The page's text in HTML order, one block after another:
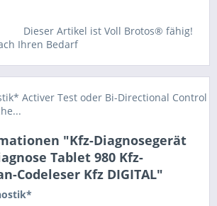
Dieser Artikel ist Voll Brotos® fähig!
Ihren Bedarf
Activer Test oder Bi-Directional Control
"Kfz-Diagnosegerät
Tablet 980 Kfz-
Codeleser Kfz DIGITAL"